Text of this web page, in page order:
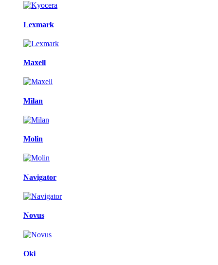
Lexmark
Maxell
Milan
Molin
Navigator
Novus
Oki